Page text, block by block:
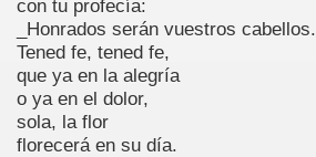
con tu profecía:
_Honrados serán vuestros cabellos.
Tened fe, tened fe,
que ya en la alegría
o ya en el dolor,
sola, la flor
florecerá en su día.